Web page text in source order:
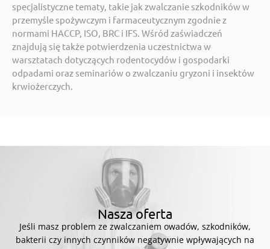
specjalistyczne tematy, takie jak zwalczanie szkodników w
przemyśle spożywczym i farmaceutycznym zgodnie z
normami HACCP, ISO, BRC i IFS. Wśród zaświadczeń
znajdują się także potwierdzenia uczestnictwa w
warsztatach dotyczących rodentocydów i gospodarki
odpadami oraz seminariów o zwalczaniu gryzoni i insektów
krwiożerczych.
Nasza oferta
Jeśli masz problem ze zwalczaniem owadów, szkodników,
bakterii czy innych czynników negatywnie wpływających na